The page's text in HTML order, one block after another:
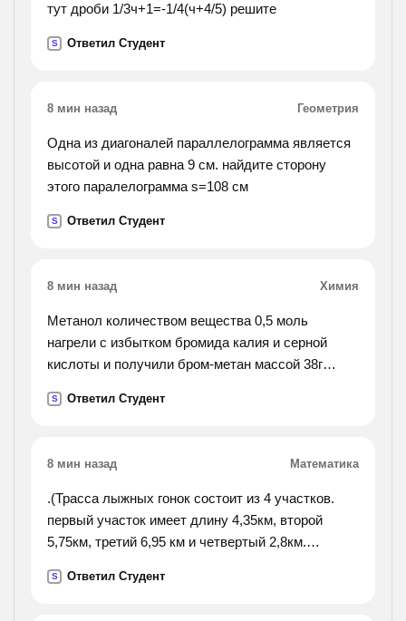
тут дроби 1/3ч+1=-1/4(ч+4/5) решите
S Ответил Студент
8 мин назад Геометрия
Одна из диагоналей параллелограмма является
высотой и одна равна 9 см. найдите сторону
этого паралелограмма s=108 см
S Ответил Студент
8 мин назад Химия
Метанол количеством вещества 0,5 моль
нагрели с избытком бромида калия и серной
кислоты и получили бром-метан массой 38г
возможного
S Ответил Студент
8 мин назад Математика
.(Трасса лыжных гонок состоит из 4 участков.
первый участок имеет длину 4,35км, второй
5,75км, третий 6,95 км и четвертый 2,8км.
S Ответил Студент